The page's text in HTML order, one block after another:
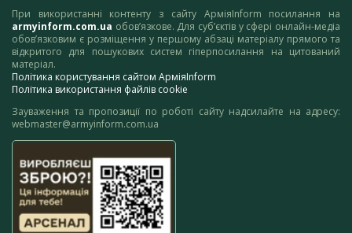
При використанні контенту з сайту АрміяInform посилання на
armyinform.com.ua обов’язкове. Для суб’єктів у сфері онлайн-медіа
обов’язковим є розміщення у першому абзаці матеріалу прямого та
відкритого для пошукових систем гіперпосилання на цитований
матеріал.
Політика користування сайтом АрміяInform
Політика використання файлів cookie
Зауваження та пропозиції по роботі сайту надсилайте на адресу:
webmaster@armyinform.com.ua